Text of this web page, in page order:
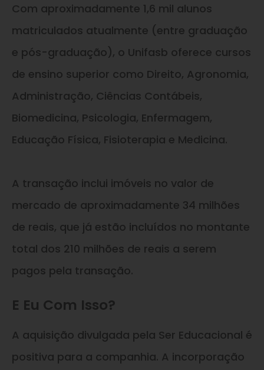
Com aproximadamente 1,6 mil alunos
matriculados atualmente (entre graduação
e pós-graduação), o Unifasb oferece cursos
de ensino superior como Direito, Agronomia,
Administração, Ciências Contábeis,
Biomedicina, Psicologia, Enfermagem,
Educação Física, Fisioterapia e Medicina.
A transação inclui imóveis no valor de
mercado de aproximadamente 34 milhões
de reais, que já estão incluídos no montante
total dos 210 milhões de reais a serem
pagos pela transação.
E Eu Com Isso?
A aquisição divulgada pela Ser Educacional é
positiva para a companhia. A incorporação